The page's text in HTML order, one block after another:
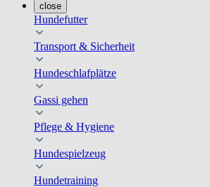
close
Hundefutter
Transport & Sicherheit
Hundeschlafplätze
Gassi gehen
Pflege & Hygiene
Hundespielzeug
Hundetraining